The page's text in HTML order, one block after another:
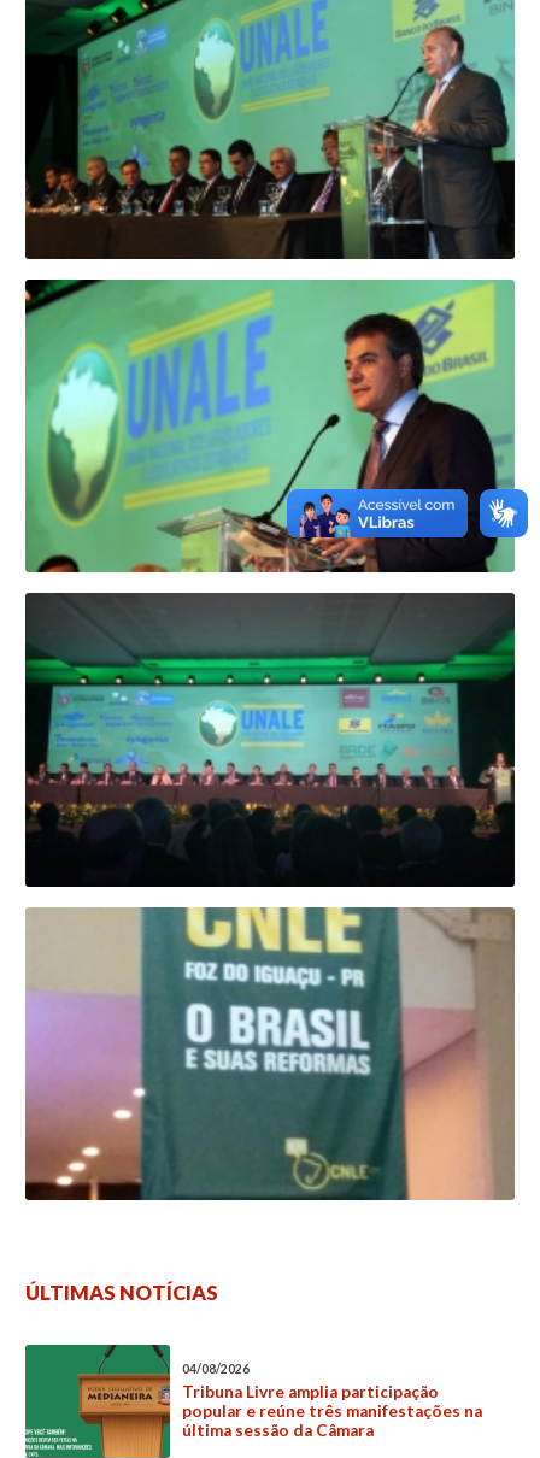
ÚLTIMAS NOTÍCIAS
04/08/2026
Tribuna Livre amplia participação
popular e reúne três manifestações na
última sessão da Câmara